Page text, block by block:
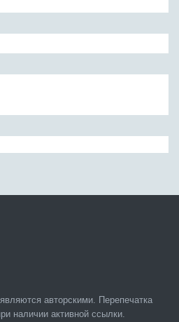
авторскими. Перепечатка
наличии активной ссылки.